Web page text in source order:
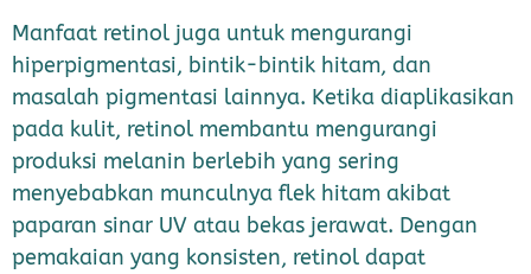
Manfaat retinol juga untuk mengurangi
hiperpigmentasi, bintik-bintik hitam, dan
masalah pigmentasi lainnya. Ketika diaplikasikan
pada kulit, retinol membantu mengurangi
produksi melanin berlebih yang sering
menyebabkan munculnya flek hitam akibat
paparan sinar UV atau bekas jerawat. Dengan
pemakaian yang konsisten, retinol dapat